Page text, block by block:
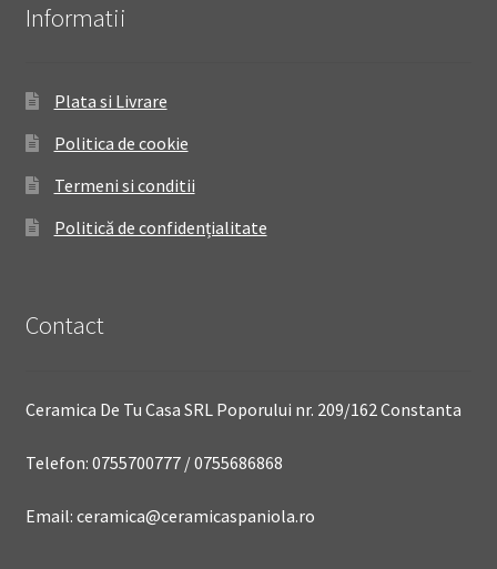
Informatii
Plata si Livrare
Politica de cookie
Termeni si conditii
Politică de confidențialitate
Contact
Ceramica De Tu Casa SRL Poporului nr. 209/162 Constanta
Telefon: 0755700777 / 0755686868
Email: ceramica@ceramicaspaniola.ro